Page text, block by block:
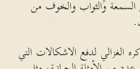
والثواب والخوف من
الغزالي لدفع الاشكالات التي